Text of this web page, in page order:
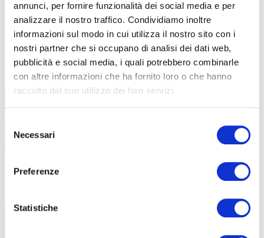
annunci, per fornire funzionalità dei social media e per
analizzare il nostro traffico. Condividiamo inoltre
informazioni sul modo in cui utilizza il nostro sito con i
nostri partner che si occupano di analisi dei dati web,
pubblicità e social media, i quali potrebbero combinarle
con altre informazioni che ha fornito loro o che hanno
raccolto dal suo utilizzo dei loro servizi.
delNecessari
Preferenze
Statistiche
TUTTE LE CATEGORIE DEL MAGAZINE